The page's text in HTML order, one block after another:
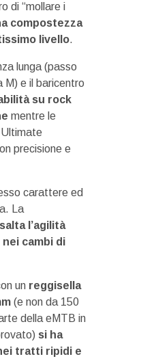
di “mollare i
compostezza
livello.
lunga (passo
M) e il baricentro
su rock
mentre le
precisione e
carattere ed
La
l’agilità
cambi di
un reggisella
(e non da 150
della eMTB in
si ha
tratti ripidi e